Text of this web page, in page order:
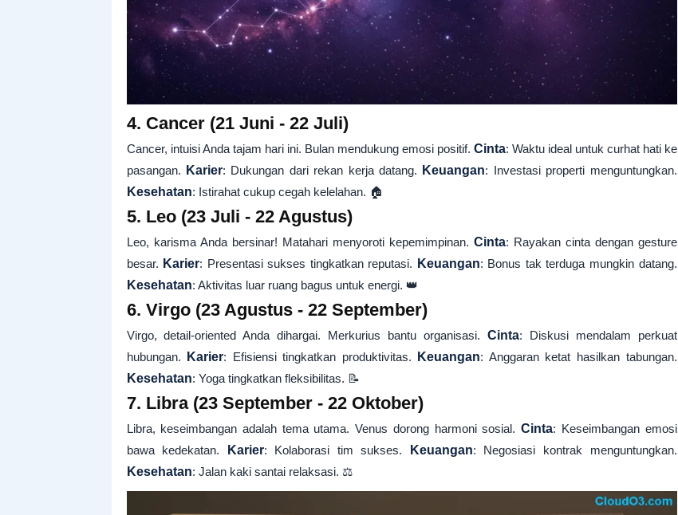
4. Cancer (21 Juni - 22 Juli)
Cancer, intuisi Anda tajam hari ini. Bulan mendukung emosi positif. Cinta: Waktu ideal untuk curhat hati ke
pasangan. Karier: Dukungan dari rekan kerja datang. Keuangan: Investasi properti menguntungkan.
Kesehatan: Istirahat cukup cegah kelelahan. 🏠
5. Leo (23 Juli - 22 Agustus)
Leo, karisma Anda bersinar! Matahari menyoroti kepemimpinan. Cinta: Rayakan cinta dengan gesture
besar. Karier: Presentasi sukses tingkatkan reputasi. Keuangan: Bonus tak terduga mungkin datang.
Kesehatan: Aktivitas luar ruang bagus untuk energi. 👑
6. Virgo (23 Agustus - 22 September)
Virgo, detail-oriented Anda dihargai. Merkurius bantu organisasi. Cinta: Diskusi mendalam perkuat
hubungan.
Karier: Efisiensi tingkatkan produktivitas. Keuangan: Anggaran ketat hasilkan tabungan.
Kesehatan: Yoga tingkatkan fleksibilitas. 📝
7. Libra (23 September - 22 Oktober)
Libra, keseimbangan adalah tema utama. Venus dorong harmoni sosial.Cinta: Keseimbangan emosi
bawa kedekatan.
Karier: Kolaborasi tim sukses. Keuangan: Negosiasi kontrak menguntungkan.
Kesehatan: Jalan kaki santai relaksasi. ⚖️